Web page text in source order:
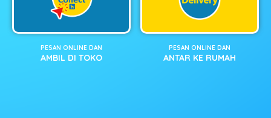
PESAN ONLINE DAN
AMBIL DI TOKO
PESAN ONLINE DAN
ANTAR KE RUMAH